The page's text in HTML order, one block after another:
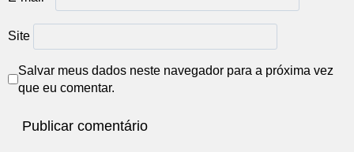
Site
Salvar meus dados neste navegador para a próxima vez
que eu comentar.